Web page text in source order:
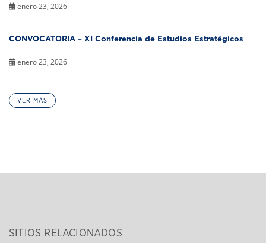
enero 23, 2026
CONVOCATORIA – XI Conferencia de Estudios Estratégicos
enero 23, 2026
VER MÁS
SITIOS RELACIONADOS